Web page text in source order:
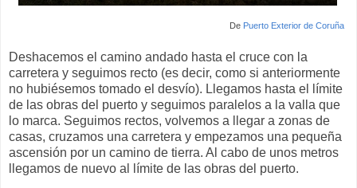
De Puerto Exterior de Coruña
Deshacemos el camino andado hasta el cruce con la
carretera y seguimos recto (es decir, como si anteriormente
no hubiésemos tomado el desvío). Llegamos hasta el límite
de las obras del puerto y seguimos paralelos a la valla que
lo marca. Seguimos rectos, volvemos a llegar a zonas de
casas, cruzamos una carretera y empezamos una pequeña
ascensión por un camino de tierra. Al cabo de unos metros
llegamos de nuevo al límite de las obras del puerto.